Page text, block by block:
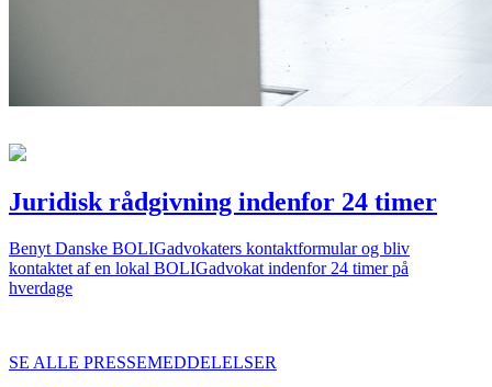
Juridisk rådgivning indenfor 24 timer
Benyt Danske BOLIGadvokaters kontaktformular og bliv
kontaktet af en lokal BOLIGadvokat indenfor 24 timer på
hverdage
SE ALLE PRESSEMEDDELELSER